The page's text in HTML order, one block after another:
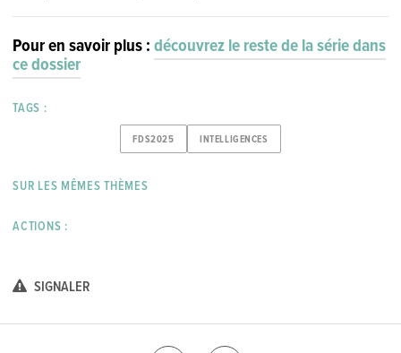
Pour en savoir plus :découvrez le reste de la série dans
ce dossier
TAGS :
FDS2025 INTELLIGENCES
SUR LES MÊMES THÈMES
ACTIONS :
SIGNALER